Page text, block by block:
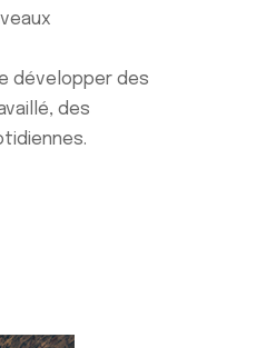
développer des
des